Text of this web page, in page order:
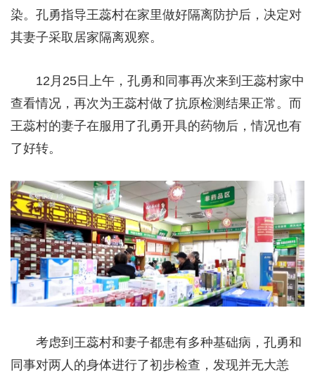
染。孔勇指导王蕊村在家里做好隔离防护后，决定对
其妻子采取居家隔离观察。
12月25日上午，孔勇和同事再次来到王蕊村家中
查看情况，再次为王蕊村做了抗原检测结果正常。而
王蕊村的妻子在服用了孔勇开具的药物后，情况也有
了好转。
考虑到王蕊村和妻子都患有多种基础病，孔勇和
同事对两人的身体进行了初步检查，发现并无大恙